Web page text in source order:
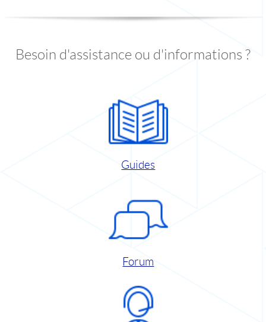
Besoin d'assistance ou d'informations ?
Guides
Forum